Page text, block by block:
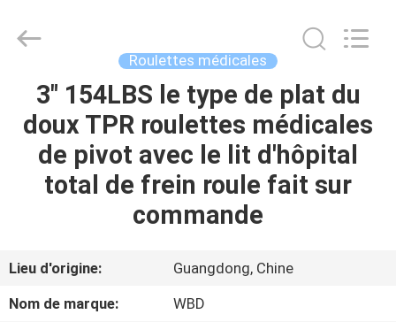
MAISON
PRODUITS
AU
SUJET
Metal
Reserved.
Roulettes médicales
3" 154LBS le type de plat du
doux TPR roulettes médicales
de pivot avec le lit d'hôpital
total de frein roule fait sur
commande
Lieu d'origine:
Guangdong, Chine
Nom de marque:
WBD